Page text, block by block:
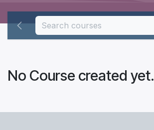
No Course created yet.